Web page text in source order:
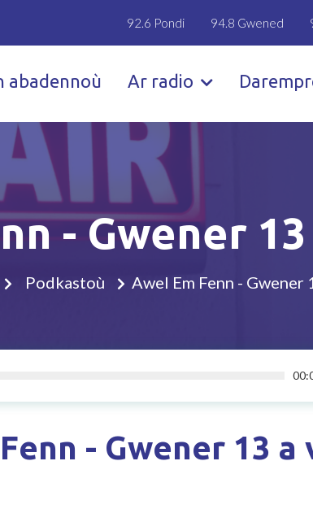
92.6 Pondi 94.8 Gwened
abadennoù Ar radio
- Gwener
Podkastoù Awel Em Fenn - Gwener
- Gwener 13 a